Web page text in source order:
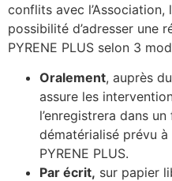
conflits avec
possibilité d’adresser une
PYRENE PLUS selon 3
Oralement, auprès
assure les
l’enregistrera dans
dématérialisé prévu
PYRENE PLUS.
Par écrit, sur papier